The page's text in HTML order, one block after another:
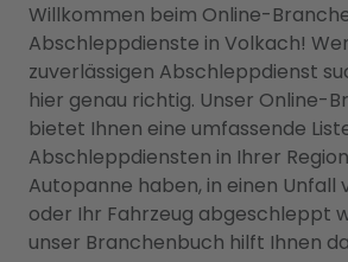
Willkommen beim Online-
Abschleppdienste in Volkach!
zuverlässigen Abschleppdienst
hier genau richtig. Unser Online-
bietet Ihnen eine umfassende
Abschleppdiensten in Ihrer
Autopanne haben, in einen Unfall
oder Ihr Fahrzeug abgeschleppt
unser Branchenbuch hilft Ihnen